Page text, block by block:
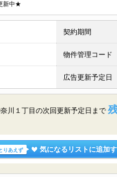
新中★
契約期間
物件管理コード
広告更新予定日
川１丁目の次回更新予定日まで
りあえず 気になるリストに追加